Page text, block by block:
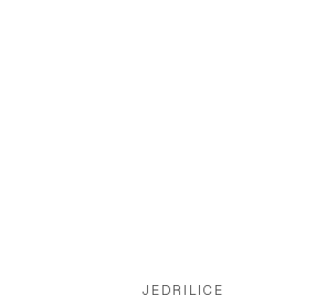
JEDRILICE